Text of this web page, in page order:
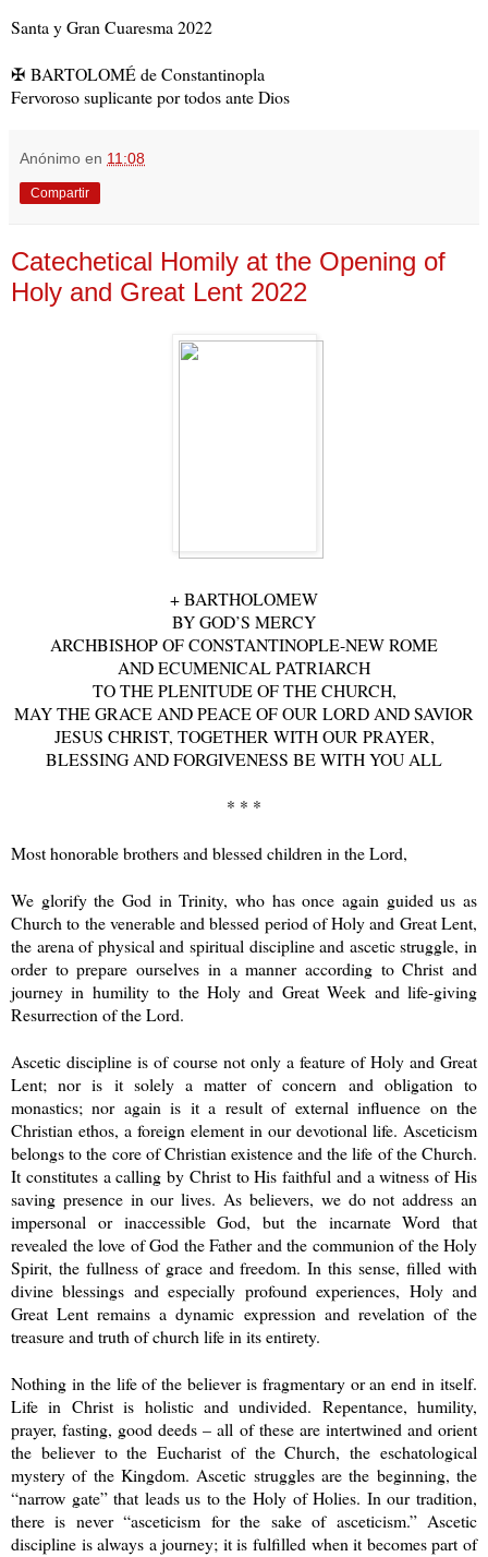
Santa y Gran Cuaresma 2022
✠ BARTOLOMÉ de Constantinopla
Fervoroso suplicante por todos ante Dios
Anónimo en 11:08
Compartir
Catechetical Homily at the Opening of
Holy and Great Lent 2022
+ BARTHOLOMEW
BY GOD’S MERCY
ARCHBISHOP OF CONSTANTINOPLE-NEW ROME
AND ECUMENICAL PATRIARCH
TO THE PLENITUDE OF THE CHURCH,
MAY THE GRACE AND PEACE OF OUR LORD AND SAVIOR
JESUS CHRIST, TOGETHER WITH OUR PRAYER,
BLESSING AND FORGIVENESS BE WITH YOU ALL
* * *
Most honorable brothers and blessed children in the Lord,
We glorify the God in Trinity, who has once again guided us as
Church to the venerable and blessed period of Holy and Great Lent,
the arena of physical and spiritual discipline and ascetic struggle, in
order to prepare ourselves in a manner according to Christ and
journey in humility to the Holy and Great Week and life-giving
Resurrection of the Lord.
Ascetic discipline is of course not only a feature of Holy and Great
Lent; nor is it solely a matter of concern and obligation to
monastics; nor again is it a result of external influence on the
Christian ethos, a foreign element in our devotional life. Asceticism
belongs to the core of Christian existence and the life of the Church.
It constitutes a calling by Christ to His faithful and a witness of His
saving presence in our lives. As believers, we do not address an
impersonal or inaccessible God, but the incarnate Word that
revealed the love of God the Father and the communion of the Holy
Spirit, the fullness of grace and freedom. In this sense, filled with
divine blessings and especially profound experiences, Holy and
Great Lent remains a dynamic expression and revelation of the
treasure and truth of church life in its entirety.
Nothing in the life of the believer is fragmentary or an end in itself.
Life in Christ is holistic and undivided. Repentance, humility,
prayer, fasting, good deeds – all of these are intertwined and orient
the believer to the Eucharist of the Church, the eschatological
mystery of the Kingdom. Ascetic struggles are the beginning, the
“narrow gate” that leads us to the Holy of Holies. In our tradition,
there is never “asceticism for the sake of asceticism.” Ascetic
discipline is always a journey; it is fulfilled when it becomes part of